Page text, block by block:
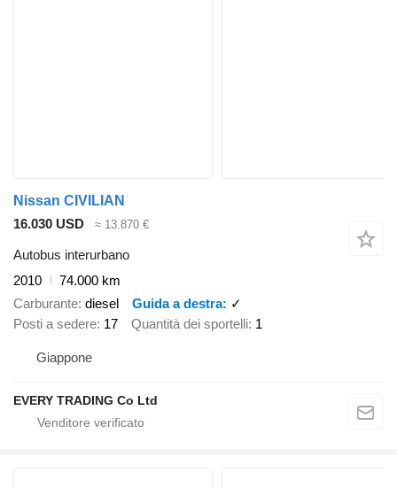
Nissan CIVILIAN
16.030 USD
≈ 13.870 €
Autobus interurbano
2010
74.000 km
Carburante diesel Guida a destra
✓
Posti a sedere 17 Quantità dei sportelli 1
Giappone
EVERY TRADING Co Ltd